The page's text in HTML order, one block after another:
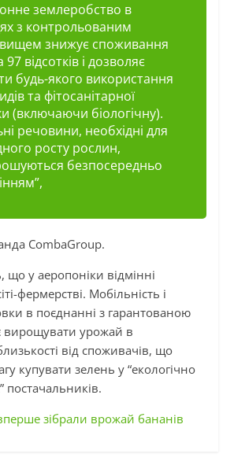
землеробство в
з контрольованим
знижує споживання
відсотків і дозволяє
будь-якого використання
та фітосанітарної
(включаючи біологічну).
речовини, необхідні для
росту рослин,
безпосередньо
CombaGroup.
що у аеропоніки відмінні
фермерстві. Мобільність і
в поєднанні з гарантованою
вирощувати урожай в
від споживачів, що
купувати зелень у “екологічно
постачальників.
зібрали врожай бананів